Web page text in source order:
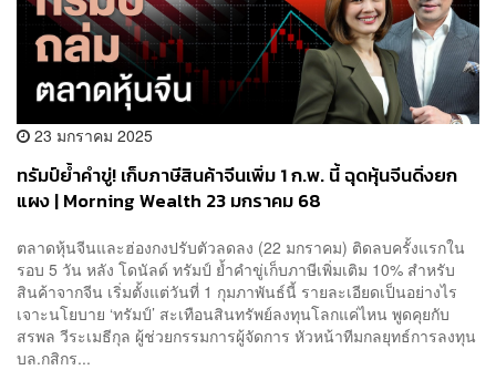
23 มกราคม 2025
ทรัมป์ย้ำคำขู่! เก็บภาษีสินค้าจีนเพิ่ม 1 ก.พ. นี้ ฉุดหุ้นจีนดิ่งยก
แผง | Morning Wealth 23 มกราคม 68
ตลาดหุ้นจีนและฮ่องกงปรับตัวลดลง (22 มกราคม) ติดลบครั้งแรกใน
รอบ 5 วัน หลัง โดนัลด์ ทรัมป์ ย้ำคำขู่เก็บภาษีเพิ่มเติม 10% สำหรับ
สินค้าจากจีน เริ่มตั้งแต่วันที่ 1 กุมภาพันธ์นี้ รายละเอียดเป็นอย่างไร
เจาะนโยบาย ‘ทรัมป์’ สะเทือนสินทรัพย์ลงทุนโลกแค่ไหน พูดคุยกับ
สรพล วีระเมธีกุล ผู้ช่วยกรรมการผู้จัดการ หัวหน้าทีมกลยุทธ์การลงทุน
บล.กสิกร...